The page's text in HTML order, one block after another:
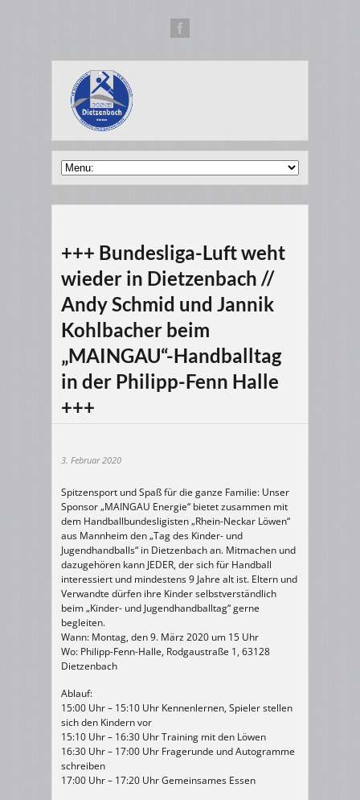
+++ Bundesliga-Luft weht
wieder in Dietzenbach //
Andy Schmid und Jannik
Kohlbacher beim
„MAINGAU“-Handballtag
in der Philipp-Fenn Halle
+++
3. Februar 2020
Spitzensport und Spaß für die ganze Familie: Unser
Sponsor „MAINGAU Energie“ bietet zusammen mit
dem Handballbundesligisten „Rhein-Neckar Löwen“
aus Mannheim den „Tag des Kinder- und
Jugendhandballs“ in Dietzenbach an. Mitmachen und
dazugehören kann JEDER, der sich für Handball
interessiert und mindestens 9 Jahre alt ist. Eltern und
Verwandte dürfen ihre Kinder selbstverständlich
beim „Kinder- und Jugendhandballtag“ gerne
begleiten.
Wann: Montag, den 9. März 2020 um 15 Uhr
Wo: Philipp-Fenn-Halle, Rodgaustraße 1, 63128
Dietzenbach
Ablauf:
15:00 Uhr – 15:10 Uhr Kennenlernen, Spieler stellen
sich den Kindern vor
15:10 Uhr – 16:30 Uhr Training mit den Löwen
16:30 Uhr – 17:00 Uhr Fragerunde und Autogramme
schreiben
17:00 Uhr – 17:20 Uhr Gemeinsames Essen